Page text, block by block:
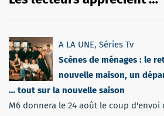
A LA UNE, Séries Tv
Scènes de ménages : le
nouvelle maison, un
… tout sur la nouvelle saison
M6 donnera le 24 août le coup d'envoi